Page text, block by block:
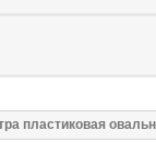
пластиковая